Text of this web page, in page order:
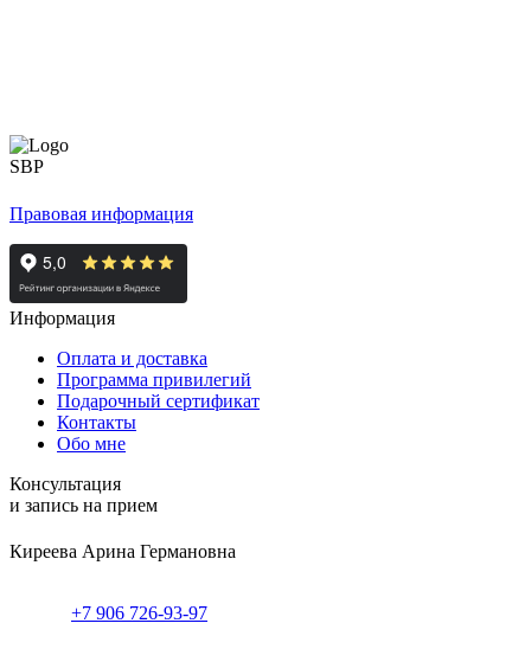
Правовая информация
Информация
Оплата и доставка
Программа привилегий
Подарочный сертификат
Контакты
Обо мне
Консультация
и запись на прием
Киреева Арина Германовна
+7 906 726-93-97